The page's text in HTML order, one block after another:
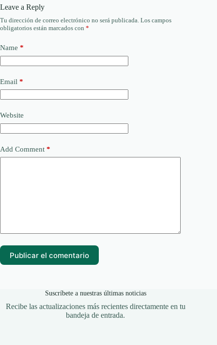
Leave a Reply
Tu dirección de correo electrónico no será publicada. Los campos
obligatorios están marcados con *
Name *
Email *
Website
Add Comment *
Publicar el comentario
Suscríbete a nuestras últimas noticias
Recibe las actualizaciones más recientes directamente en tu
bandeja de entrada.